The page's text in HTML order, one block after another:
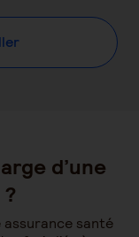
d’une
assurance santé